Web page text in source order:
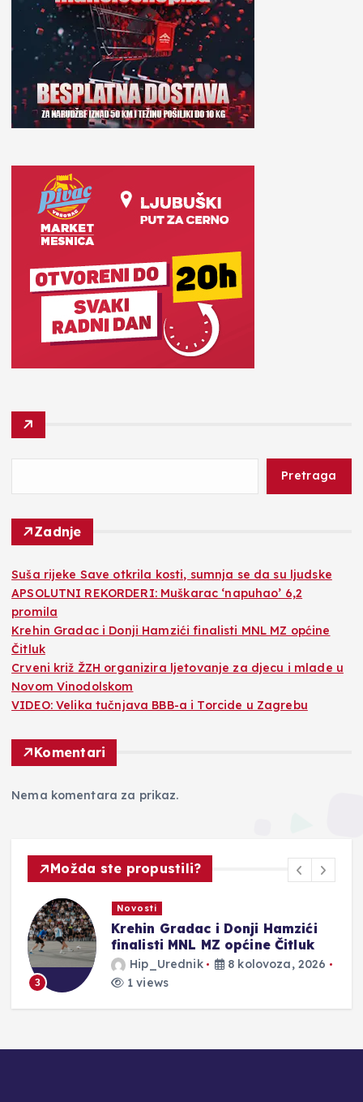
Pretraga
Zadnje
Suša rijeke Save otkrila kosti, sumnja se da su ljudske
APSOLUTNI REKORDERI: Muškarac ‘napuhao’ 6,2
promila
Krehin Gradac i Donji Hamzići finalisti MNL MZ općine
Čitluk
Crveni križ ŽZH organizira ljetovanje za djecu i mlade u
Novom Vinodolskom
VIDEO: Velika tučnjava BBB-a i Torcide u Zagrebu
Komentari
Nema komentara za prikaz.
Možda ste propustili?
3
Novosti
Krehin Gradac i Donji Hamzići
finalisti MNL MZ općine Čitluk
Hip_Urednik
8 kolovoza, 2026
1 views